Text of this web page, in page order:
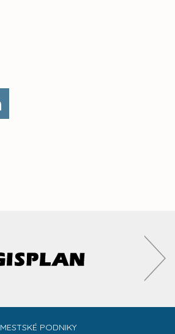
MESTSKÉ PODNIKY